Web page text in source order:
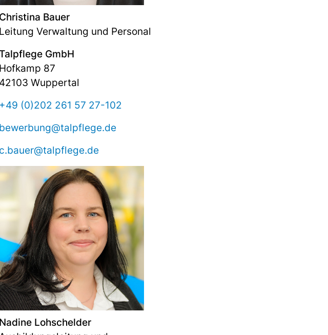
Christina Bauer
Leitung Verwaltung und Personal
GmbH
Hofkamp 87
42103 Wuppertal
+49 (0)202 261 57 27-102
bewerbung@talpflege.de
c.bauer@talpflege.de
Nadine Lohschelder